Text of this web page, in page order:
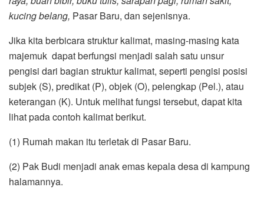
kucing belang, Pasar Baru, dan sejenisnya.
Jika kita berbicara struktur kalimat, masing-masing kata
majemuk dapat berfungsi menjadi salah satu unsur
pengisi dari bagian struktur kalimat, seperti pengisi posisi
subjek (S), predikat (P), objek (O), pelengkap (Pel.), atau
keterangan (K). Untuk melihat fungsi tersebut, dapat kita
lihat pada contoh kalimat berikut.
(1) Rumah makan itu terletak di Pasar Baru.
(2) Pak Budi menjadi anak emas kepala desa di kampung
halamannya.